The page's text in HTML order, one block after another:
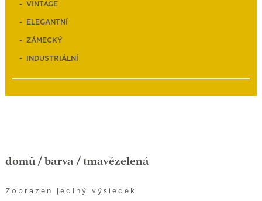
VINTAGE
ELEGANTNÍ
ZÁMECKÝ
INDUSTRIÁLNÍ
domů / barva / tmavězelená
Zobrazen jediný výsledek